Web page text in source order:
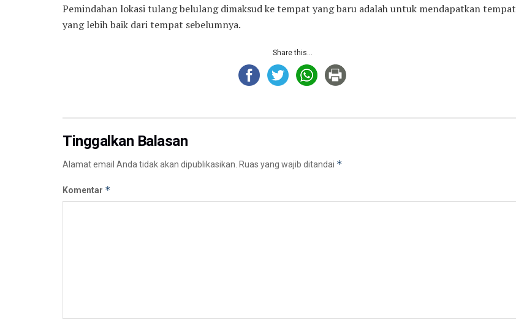
Pemindahan lokasi tulang belulang dimaksud ke tempat yang baru adalah untuk mendapatkan tempat
yang lebih baik dari tempat sebelumnya.
Share this...
Tinggalkan Balasan
Alamat email Anda tidak akan dipublikasikan. Ruas yang wajib ditandai *
Komentar *